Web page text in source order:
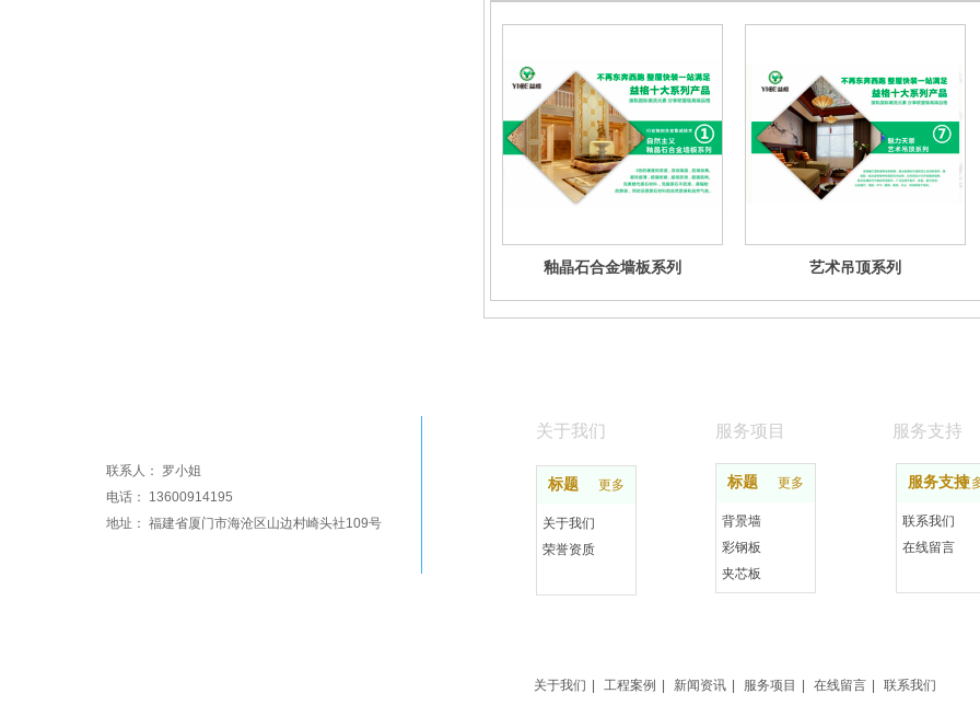
釉晶石合金墙板系列 艺术吊顶系列
标题 更多
关于我们
荣誉资质
标题 更多
背景墙
彩钢板
夹芯板
服务支持
更
联系我们
在线留言
联系人： 罗小姐
电话： 13600914195
地址： 福建省厦门市海沧区山边村崎头社109号
关于我们 服务项目 服务支持
关于我们 工程案例 新闻资讯 服务项目 在线留言
联系我们